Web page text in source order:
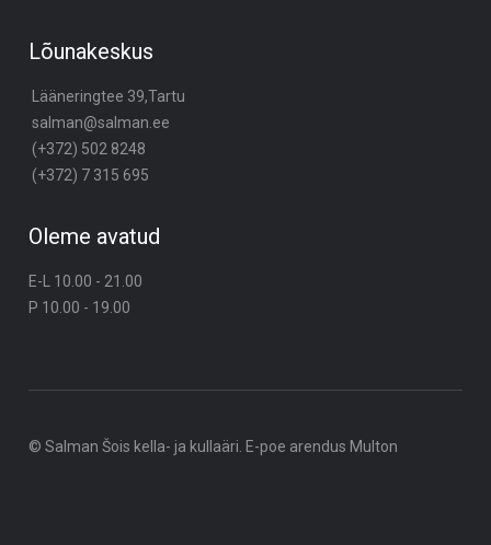
Lõunakeskus
Lääneringtee 39,Tartu
salman@salman.ee
(+372) 502 8248
(+372) 7 315 695
Oleme avatud
E-L 10.00 - 21.00
P 10.00 - 19.00
© Salman Šois kella- ja kullaäri. E-poe arendus Multon